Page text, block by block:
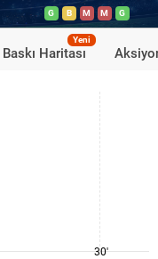
G B M M G
Baskı Haritası
Yeni
30'